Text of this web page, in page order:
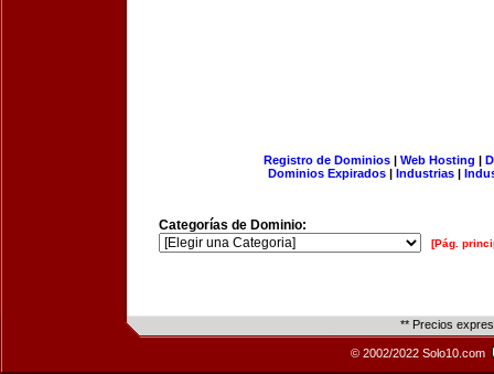
Registro de Dominios| Web Hosting |
Dominios Expirados | Industrias |
Categorías de Dominio:
[Pág.
** Precios
© 2002/2022 Solo10.com